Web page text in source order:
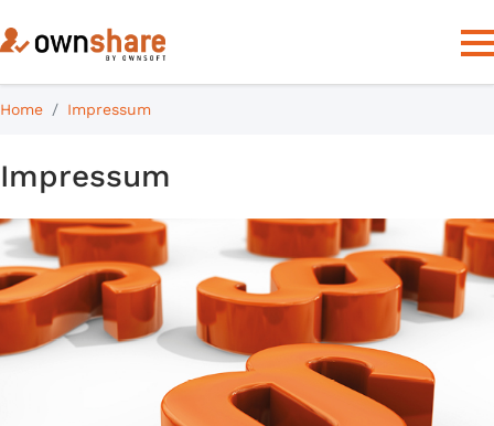
Home Impressum
Impressum